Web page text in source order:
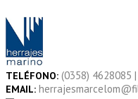
to
content
TELÉFONO: (0358) 4628085
EMAIL: